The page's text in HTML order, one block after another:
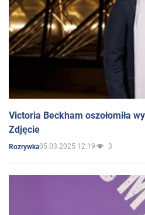
Victoria Beckham oszołomiła
Zdjęcie
Rozrywka05.03.2025 12:19 3